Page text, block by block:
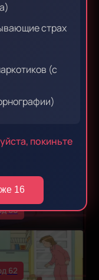
страх
(с
покиньте
16
54
58
60
62